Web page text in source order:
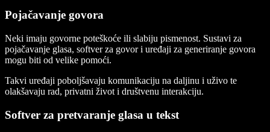
Pojačavanje govora
Neki imaju govorne poteškoće ili slabiju pismenost. Sustavi za
pojačavanje glasa, softver za govor i uređaji za generiranje govora
mogu biti od velike pomoći.
Takvi uređaji poboljšavaju komunikaciju na daljinu i uživo te
olakšavaju rad, privatni život i društvenu interakciju.
Softver za pretvaranje glasa u tekst